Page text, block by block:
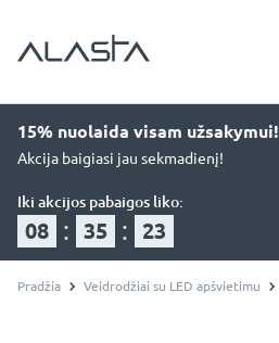
15% nuolaida visam užsakymui!
Akcija baigiasi jau sekmadienį!
Iki akcijos pabaigos liko:
08 : 35 : 22
Pradžia Veidrodžiai su LED apšvietimu